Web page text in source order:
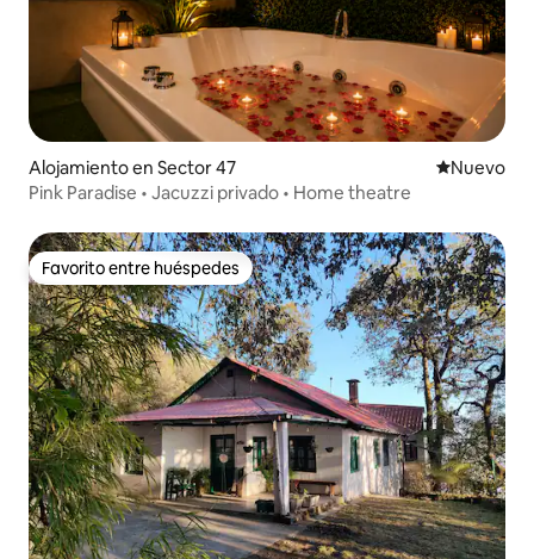
Alojamiento en Sector 47 Lugar
Nuevo
Pink Paradise • Jacuzzi privado • Home theatre
Favorito entre huéspedes
Favorito entre huéspedes